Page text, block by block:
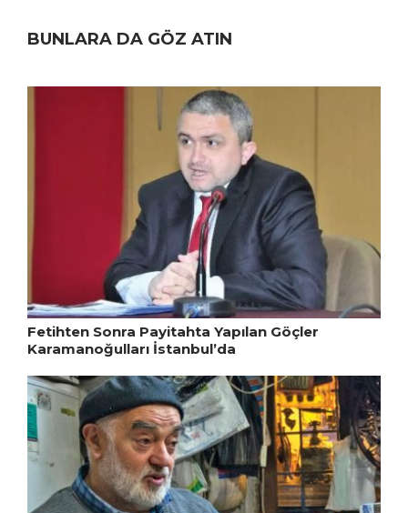
BUNLARA DA GÖZ ATIN
Fetihten Sonra Payitahta Yapılan Göçler
Karamanoğulları İstanbul’da